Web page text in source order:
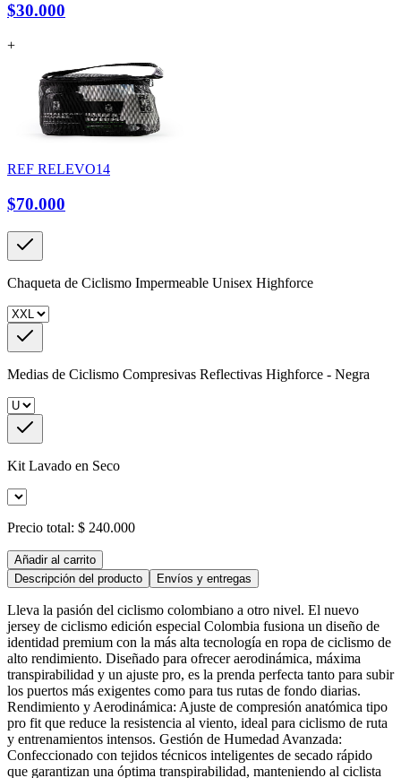
$30.000
+
REF RELEVO14
$70.000
Chaqueta de Ciclismo Impermeable Unisex Highforce
Medias de Ciclismo Compresivas Reflectivas Highforce - Negra
Kit Lavado en Seco
Precio total: $ 240.000
Añadir al carrito
Descripción del producto
Envíos y entregas
Lleva la pasión del ciclismo colombiano a otro nivel. El nuevo
jersey de ciclismo edición especial Colombia fusiona un diseño de
identidad premium con la más alta tecnología en ropa de ciclismo de
alto rendimiento. Diseñado para ofrecer aerodinámica, máxima
transpirabilidad y un ajuste pro, es la prenda perfecta tanto para subir
los puertos más exigentes como para tus rutas de fondo diarias.
Rendimiento y Aerodinámica: Ajuste de compresión anatómica tipo
pro fit que reduce la resistencia al viento, ideal para ciclismo de ruta
y entrenamientos intensos. Gestión de Humedad Avanzada:
Confeccionado con tejidos técnicos inteligentes de secado rápido
que garantizan una óptima transpirabilidad, manteniendo al ciclista